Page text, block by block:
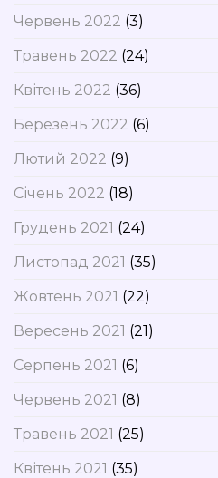
Червень 2022 (3)
Травень 2022 (24)
Квітень 2022 (36)
Березень 2022 (6)
Лютий 2022 (9)
Січень 2022 (18)
Грудень 2021 (24)
Листопад 2021 (35)
Жовтень 2021 (22)
Вересень 2021 (21)
Серпень 2021 (6)
Червень 2021 (8)
Травень 2021 (25)
Квітень 2021 (35)